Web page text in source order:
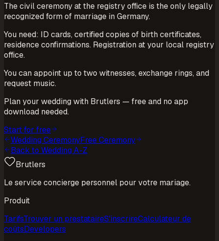
The civil ceremony at the registry office is the only legally
recognized form of marriage in Germany.
You need: ID cards, certified copies of birth certificates,
residence confirmations. Registration at your local registry
office.
You can appoint up to two witnesses, exchange rings, and
request music.
Plan your wedding with Brutlers — free and no app
download needed.
Start for free
Wedding CeremonyFree Ceremony
Back to Wedding A-Z
Brutlers
Le service concierge personnel pour votre mariage.
Produit
TarifsTrouver un prestataireS'inscrireCalculateur de
coûtsDevelopers